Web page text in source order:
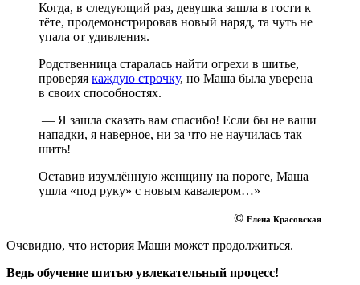
Когда, в следующий раз, девушка зашла в гости к
тёте, продемонстрировав новый наряд, та чуть не
упала от удивления.
Родственница старалась найти огрехи в шитье,
проверяя каждую строчку, но Маша была уверена
в своих способностях.
— Я зашла сказать вам спасибо! Если бы не ваши
нападки, я наверное, ни за что не научилась так
шить!
Оставив изумлённую женщину на пороге, Маша
ушла «под руку» с новым кавалером…»
© Елена Красовская
Очевидно, что история Маши может продолжиться.
Ведь обучение шитью увлекательный процесс!